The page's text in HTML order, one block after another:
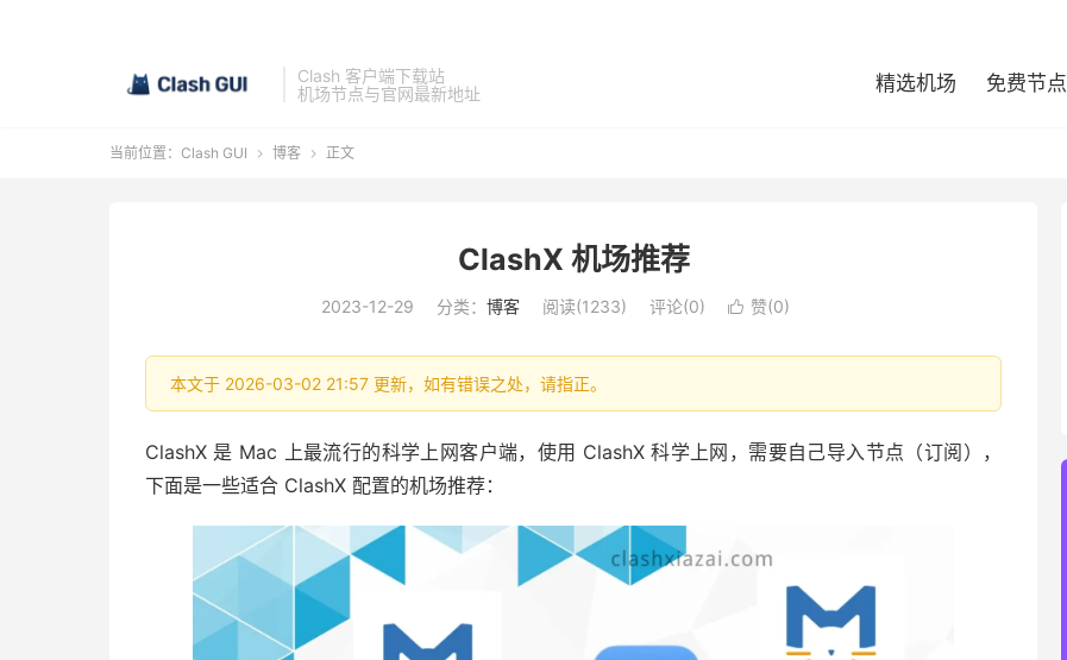
Clash 客户端下载站
机场节点与官网最新地址
精选机场 免费节点
当前位置： Clash GUI  博客  正文
ClashX 机场推荐
2023-12-29 分类： 博客 阅读(1233) 评论(0)  赞(0)
本文于 2026-03-02 21:57 更新，如有错误之处，请指正。
ClashX 是 Mac 上最流行的科学上网客户端，使用 ClashX 科学上网，需要自己导入节点（订阅），
下面是一些适合 ClashX 配置的机场推荐：